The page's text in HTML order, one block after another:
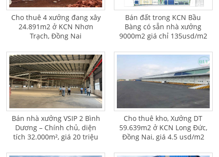
Cho thuê 4 xưởng đang xây
24.891m2 ở KCN Nhơn
Trạch, Đồng Nai
Bán đất trong KCN Bầu
Bàng có sẵn nhà xưởng
9000m2 giá chỉ 135usd/m2
Bán nhà xưởng VSIP 2 Bình
Dương – Chính chủ, diện
tích 32.000m², giá 20 triệu
Cho thuê kho, Xưởng DT
59.639m2 ở KCN Long Đức,
Đồng Nai, giá 4.5 usd/m2